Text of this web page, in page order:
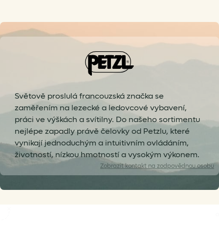
Světově proslulá francouzská značka se
zaměřením na lezecké a ledovcové vybavení,
práci ve výškách a svítilny. Do našeho sortimentu
nejlépe zapadly právě čelovky od Petzlu, které
vynikají jednoduchým a intuitivním ovládáním,
životností, nízkou hmotností a vysokým výkonem.
Zobrazitkontakt na zodpovědnou osobu